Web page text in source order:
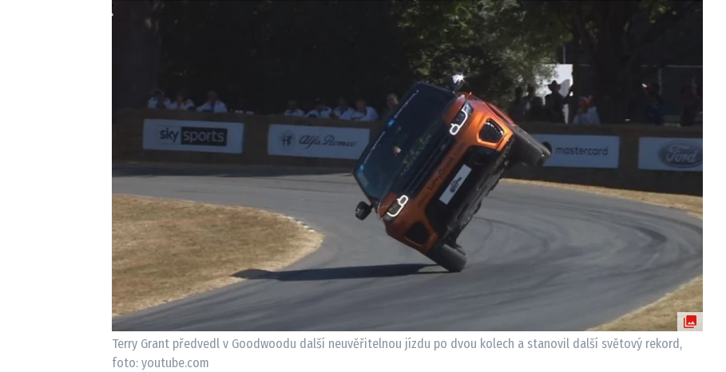
Inzerce
Osobní údaje / Cookies
Provozovatelem serveru autoroad.cz je INCORP MEDIA GROUP s.r.o., IČ: 118 23 054
Terry Grant předvedl v Goodwoodu další neuvěřitelnou jízdu po dvou kolech a stanovil další světový rekord,
foto: youtube.com